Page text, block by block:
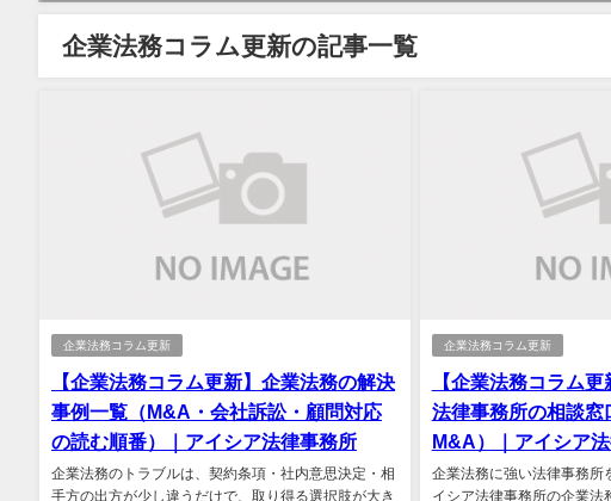
企業法務コラム更新の記事一覧
企業法務コラム更新
【企業法務コラム更新】企業法務の解決
事例一覧（M&A・会社訴訟・顧問対応
の読む順番）｜アイシア法律事務所
企業法務のトラブルは、契約条項・社内意思決定・相
手方の出方が少し違うだけで、取り得る選択肢が大き
企業法務コラム更新
【企業法務コラム
法律事務所の相談窓
M&A）｜アイシア
企業法務に強い法律事務所
イシア法律事務所の企業法